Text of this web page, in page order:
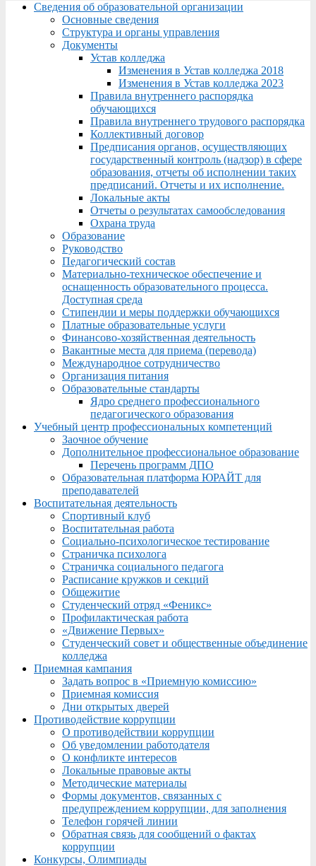
Menu
Сведения об образовательной организации
Основные сведения
Структура и органы управления
Документы
Устав колледжа
Изменения в Устав колледжа 2018
Изменения в Устав колледжа 2023
Правила внутреннего распорядка
обучающихся
Правила внутреннего трудового распорядка
Коллективный договор
Предписания органов, осуществляющих
государственный контроль (надзор) в сфере
образования, отчеты об исполнении таких
предписаний. Отчеты и их исполнение.
Локальные акты
Отчеты о результатах самообследования
Охрана труда
Образование
Руководство
Педагогический состав
Материально-техническое обеспечение и
оснащенность образовательного процесса.
Доступная среда
Стипендии и меры поддержки обучающихся
Платные образовательные услуги
Финансово-хозяйственная деятельность
Вакантные места для приема (перевода)
Международное сотрудничество
Организация питания
Образовательные стандарты
Ядро среднего профессионального
педагогического образования
Учебный центр профессиональных компетенций
Заочное обучение
Дополнительное профессиональное образование
Перечень программ ДПО
Образовательная платформа ЮРАЙТ для
преподавателей
Воспитательная деятельность
Спортивный клуб
Воспитательная работа
Социально-психологическое тестирование
Страничка психолога
Страничка социального педагога
Расписание кружков и секций
Общежитие
Студенческий отряд «Феникс»
Профилактическая работа
«Движение Первых»
Студенческий совет и общественные объединение
колледжа
Приемная кампания
Задать вопрос в «Приемную комиссию»
Приемная комиссия
Дни открытых дверей
Противодействие коррупции
О противодействии коррупции
Об уведомлении работодателя
О конфликте интересов
Локальные правовые акты
Методические материалы
Формы документов, связанных с
предупреждением коррупции, для заполнения
Телефон горячей линии
Обратная связь для сообщений о фактах
коррупции
Конкурсы, Олимпиады